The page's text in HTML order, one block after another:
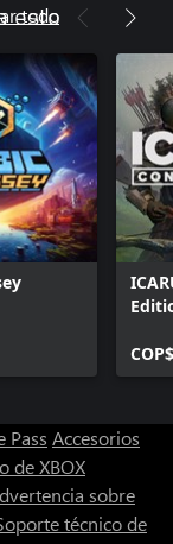
esto
todo
Pass Accesorios
de XBOX
sobre
técnico de